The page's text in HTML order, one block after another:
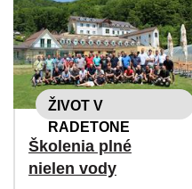
ŽIVOT V
RADETONE
Školenia plné
nielen vody